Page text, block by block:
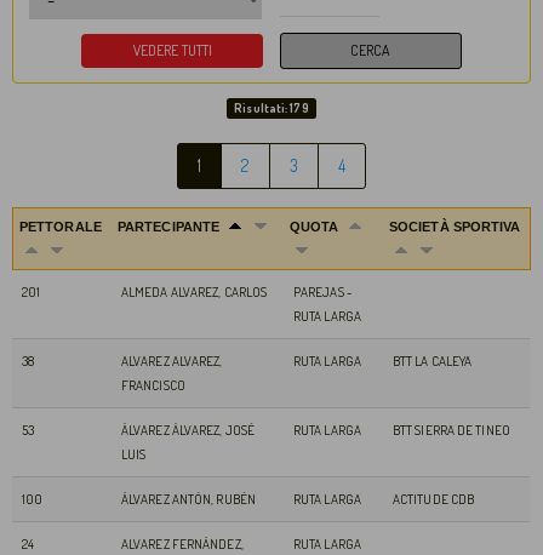
Risultati: 179
1 2 3 4
PETTORALE PARTECIPANTE QUOTA SOCIETÀ SPORTIVA
201 ALMEDA ALVAREZ, CARLOS
PAREJAS -
RUTA LARGA
38
ALVAREZ ALVAREZ,
FRANCISCO
RUTA LARGA BTT LA CALEYA
53
ÁLVAREZ ÁLVAREZ, JOSÉ
LUIS
RUTA LARGA BTT SIERRA DE TINEO
100 ÁLVAREZ ANTÓN, RUBÉN RUTA LARGA ACTITUDE CDB
24
ALVAREZ FERNÁNDEZ,
RUTA LARGA